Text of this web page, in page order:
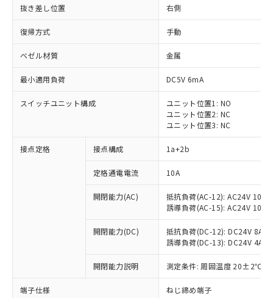
抜き差し位置 右側
復帰方式 手動
ベゼル材質 金属
最小適用負荷 DC5V 6mA
スイッチユニット構成
ユニット位置1: NO
ユニット位置2: NC
ユニット位置3: NC
接点定格 接点構成 1a+2b
定格通電電流 10A
開閉能力(AC)
抵抗負荷(AC-12): AC24V 10A/
誘導負荷(AC-15): AC24V
開閉能力(DC)
抵抗負荷(DC-12): DC24V 8A/
誘導負荷(DC-13): DC24V 4A/
開閉能力説明 測定条件: 周囲温度 20±2℃、
端子仕様 ねじ締め端子
ご利用条件
対応済み：EU RoHS指令（10物質）の
非含有に対応した製品が提供可能な商品で
対応予定：EU RoHS指令（10物質）の非含
有に対応した製品に切り替える予定のある
対応予定なし：EU RoHS指令（10物質）の